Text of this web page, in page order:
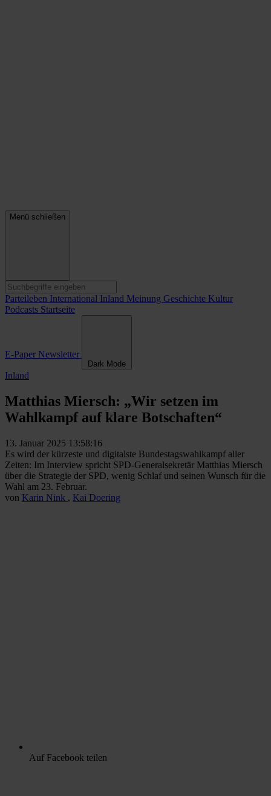
Menü schließen
Parteileben International Inland Meinung Geschichte Kultur
Podcasts Startseite
E-Paper Newsletter
Dark Mode
Inland
Matthias Miersch: „Wir setzen im
Wahlkampf auf klare Botschaften“
13. Januar 2025 13:58:16
Es wird der kürzeste und digitalste Bundestagswahlkampf aller
Zeiten: Im Interview spricht SPD-Generalsekretär Matthias Miersch
über die Strategie der SPD, wenig Schlaf und seinen Wunsch für die
Wahl am 23. Februar.
von Karin Nink , Kai Doering
Auf Facebook teilen